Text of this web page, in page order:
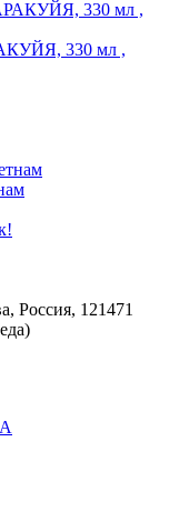
330 мл ,
Россия, 121471